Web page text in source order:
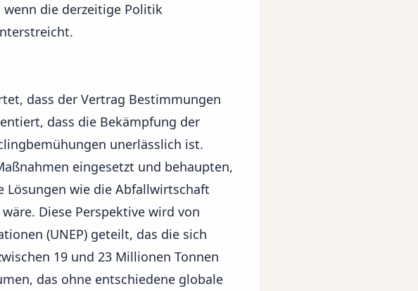
die derzeitige Politik
dass der Vertrag Bestimmungen
dass die Bekämpfung der
unerlässlich ist.
eingesetzt und behaupten,
Lösungen wie die Abfallwirtschaft
Diese Perspektive wird von
(UNEP) geteilt, das die sich
19 und 23 Millionen Tonnen
das ohne entschiedene globale